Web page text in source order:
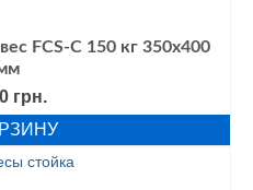
FCS-С 150 кг 350х400
грн.